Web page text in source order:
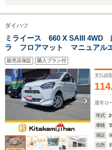
ダイハツ
ミライース 660 X SAIII 4WD
ラ フロアマット マニュアル
ー 衝突軽減ブレーキ アイドリ
販売店保証 購入プラン付
支払総
通常ロ
年式
車検
保証
住所